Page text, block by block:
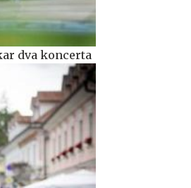
dva koncerta